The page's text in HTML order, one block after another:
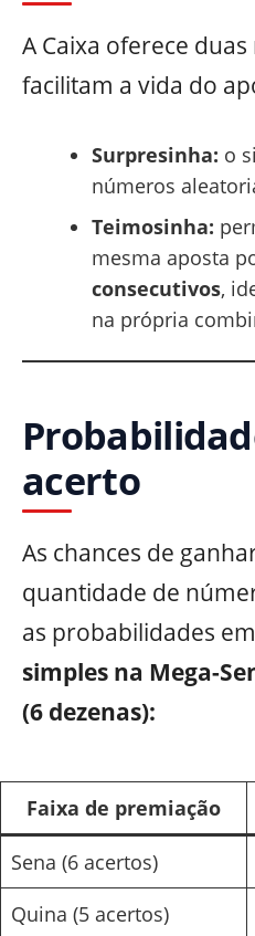
A Caixa oferece
facilitam a vida do
Surpresinha: o
números
Teimosinha:
mesma aposta
consecutivos,
na própria
acerto
As chances de
quantidade de
as probabilidades
simples na Mega-
(6 dezenas):
Faixa de premiação
Sena (6 acertos)
Quina (5 acertos)